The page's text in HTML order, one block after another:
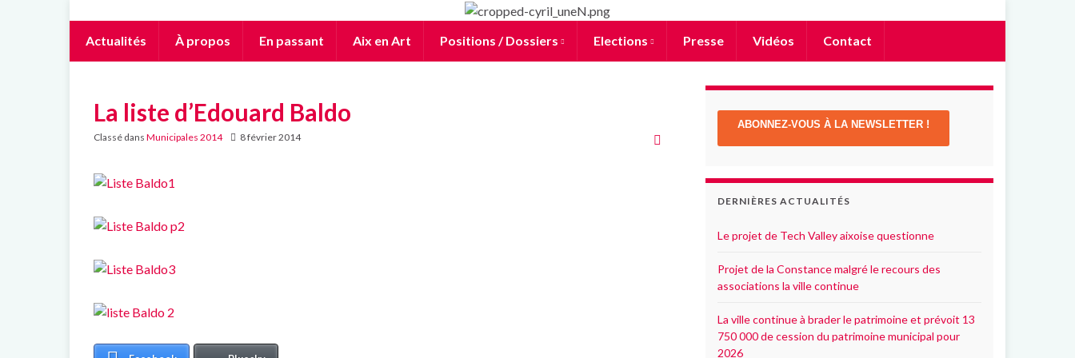
Actualités À propos En passant Aix en Art Positions / Dossiers Elections Presse Vidéos Contact
La liste d’Edouard Baldo
Classé dans Municipales 2014 8 février 2014
ABONNEZ-VOUS À LA NEWSLETTER !
DERNIÈRES ACTUALITÉS
Le projet de Tech Valley aixoise questionne
Projet de la Constance malgré le recours des
associations la ville continue
La ville continue à brader le patrimoine et prévoit 13
750 000 de cession du patrimoine municipal pour
2026